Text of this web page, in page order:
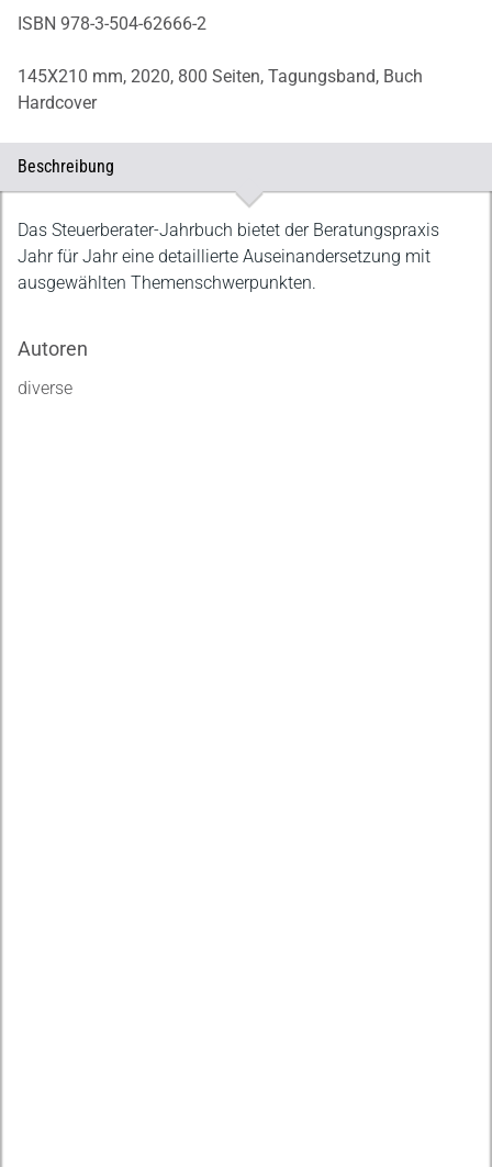
ISBN 978-3-504-62666-2
145X210 mm, 2020, 800 Seiten, Tagungsband, Buch
Hardcover
Beschreibung
Beschreibung
Das Steuerberater-Jahrbuch bietet der Beratungspraxis
Jahr für Jahr eine detaillierte Auseinandersetzung mit
ausgewählten Themenschwerpunkten.
Autoren
diverse